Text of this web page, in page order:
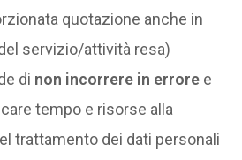
quotazione anche in
servizio/attività resa)
di non incorrere in errore e
tempo e risorse alla
trattamento dei dati personali